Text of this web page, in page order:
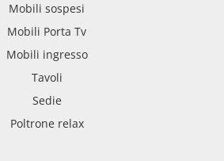
Mobili sospesi
Mobili Porta Tv
Mobili ingresso
Tavoli
Sedie
Poltrone relax